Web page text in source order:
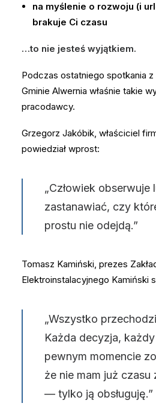
na myślenie o rozwoju (i
brakuje Ci czasu
…to nie jesteś wyjątkiem.
Podczas ostatniego spotkania
Gminie Alwernia właśnie takie
pracodawcy.
Grzegorz Jakóbik, właściciel
powiedział wprost:
„Człowiek
zastanawiać, czy
prostu nie odejdą.”
Tomasz Kamiński, prezes
Elektroinstalacyjnego Kamiński
„Wszystko
Każda decyzja,
pewnym momencie
że nie mam już czasu
— tylko ją obsługuję.”